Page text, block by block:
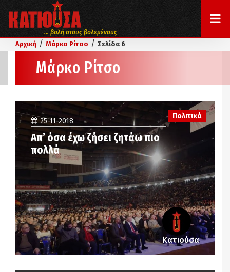
... βολή στους βολεμένους
Αρχική / Μάρκο Ρίτσο / Σελίδα 6
Μάρκο Ρίτσο
Πολιτικά
25-11-2018
Απ’ όσα έχω ζήσει ζητάω πιο
πολλά
Κατιούσα